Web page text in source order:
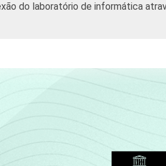
do laboratório de informática